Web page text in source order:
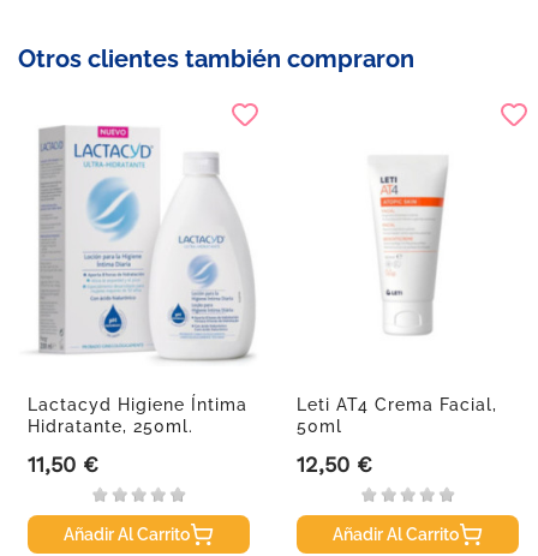
Otros clientes también compraron
Lactacyd Higiene Íntima
Hidratante, 250ml.
Precio
11,50 €
Añadir Al Carrito
Leti AT4 Crema Facial,
50ml
Precio
12,50 €
Añadir Al Carrito